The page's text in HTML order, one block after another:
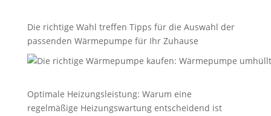
Die richtige Wahl treffen Tipps für die Auswahl der
passenden Wärmepumpe für Ihr Zuhause
Optimale Heizungsleistung: Warum eine
regelmäßige Heizungswartung entscheidend ist